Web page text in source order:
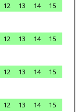
12 13 14
15
12 13 14
15
12 13 14
15
12 13 14
15